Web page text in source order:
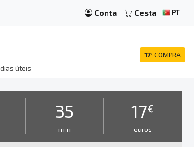
Conta Cesta PT
17€ COMPRA
dias úteis
35
mm
17€
euros